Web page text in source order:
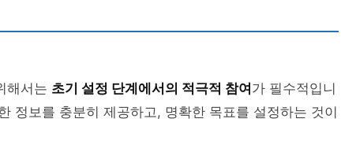
해서는 초기 설정 단계에서의 적극적 참여 가 필수적입니
정보를 충분히 제공하고, 명확한 목표를 설정하는 것이